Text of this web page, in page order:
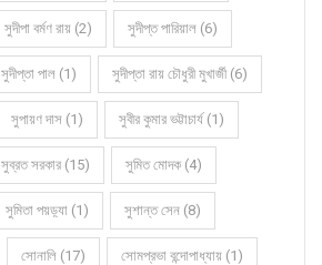
সুদীপা বর্মণ রায় (2) সুদীপ্ত পারিয়াল (6)
সুদীপ্তা পাল (1) সুদীপ্তা রায় চৌধুরী মুখার্জী (6)
সুপায়ণ দাস (1) সুবীর কুমার ভট্টাচার্য (1)
সুব্রত সরকার (15) সুমিত মোদক (4)
সুমিতা পয়ড়্যা (1) সুশান্ত সেন (8)
সোনালি (17) সোমপ্রভা বন্দোপাধ্যায় (1)